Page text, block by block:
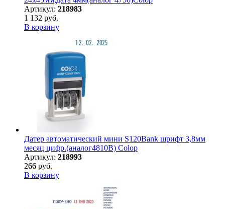
Артикул: 218983
1 132 руб.
В корзину
Датер автоматический мини S120Bank шрифт 3,8мм
месяц цифр.(аналог4810B) Colop
Артикул: 218993
266 руб.
В корзину